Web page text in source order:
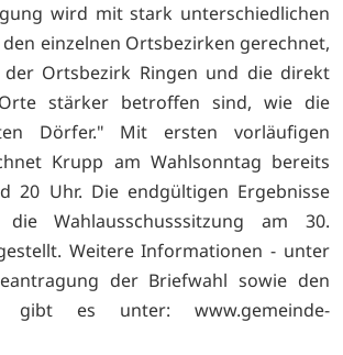
wird mit stark unterschiedlichen
einzelnen Ortsbezirken gerechnet,
Ortsbezirk Ringen und die direkt
stärker betroffen sind, wie die
Dörfer." Mit ersten vorläufigen
Krupp am Wahlsonntag bereits
20 Uhr. Die endgültigen Ergebnisse
Wahlausschusssitzung am 30.
Weitere Informationen - unter
der Briefwahl sowie den
- gibt es unter: www.gemeinde-